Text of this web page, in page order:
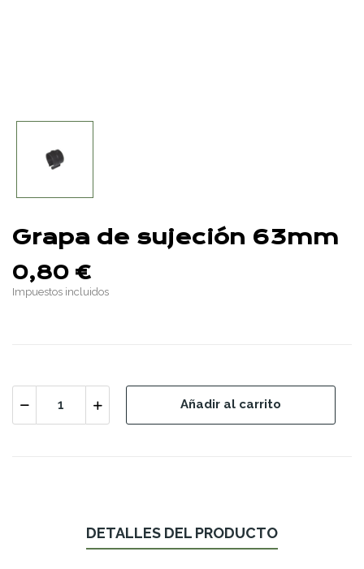
Grapa de sujeción 63mm
0,80 €
Impuestos incluidos
Añadir al carrito
DETALLES DEL PRODUCTO